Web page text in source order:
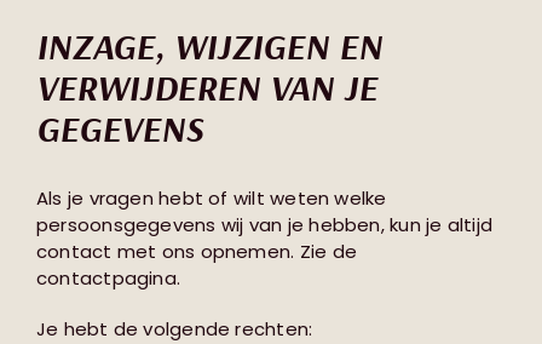
INZAGE, WIJZIGEN EN
VERWIJDEREN VAN JE
GEGEVENS
Als je vragen hebt of wilt weten welke
persoonsgegevens wij van je hebben, kun je altijd
contact met ons opnemen. Zie de
contactpagina.
Je hebt de volgende rechten: